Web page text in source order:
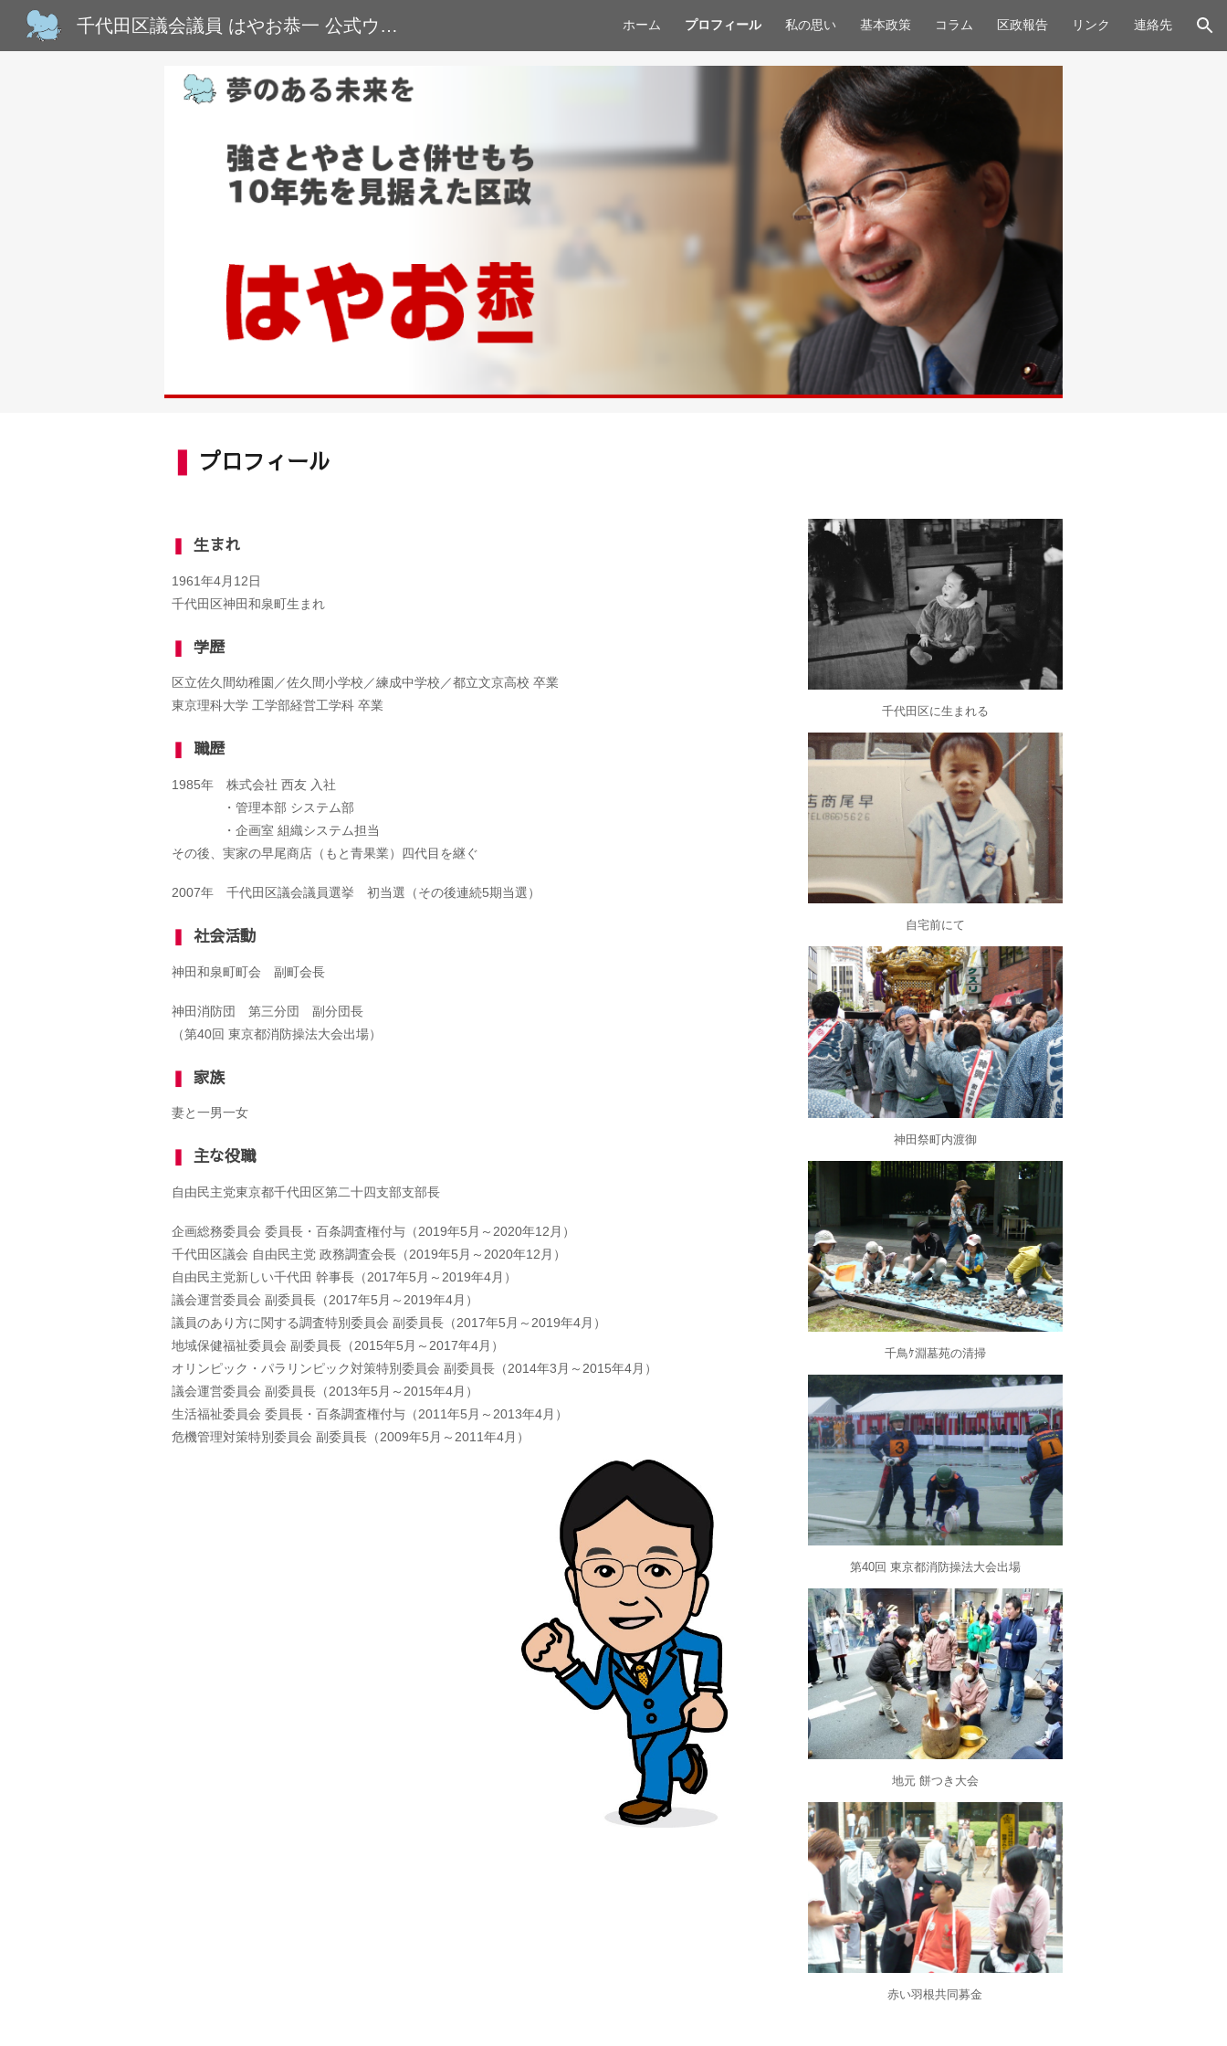
Skip to main content Skip to navigation
千代田区議会議員 はやお恭一 公式ウェブサイト ホーム プロフィール 私の思い 基本政策 コラム 区政報告 リンク 連絡先
❚ プロフィール
❚ 生まれ
1961年4月12日
千代田区神田和泉町生まれ
❚ 学歴
区立佐久間幼稚園／佐久間小学校／練成中学校／都立文京高校 卒業
東京理科大学 工学部経営工学科 卒業
❚ 職歴
1985年 株式会社 西友 入社
・管理本部 システム部
・企画室 組織システム担当
その後、実家の早尾商店（もと青果業）四代目を継ぐ
2007年 千代田区議会議員選挙 初当選（その後連続5期当選）
❚ 社会活動
神田和泉町町会 副町会長
神田消防団 第三分団 副分団長
（第40回 東京都消防操法大会出場）
❚ 家族
妻と一男一女
❚ 主な役職
自由民主党東京都千代田区第二十四支部支部長
企画総務委員会 委員長・百条調査権付与（2019年5月～2020年12月）
千代田区議会 自由民主党 政務調査会長（2019年5月～2020年12月）
自由民主党新しい千代田 幹事長（2017年5月～2019年4月）
議会運営委員会 副委員長（2017年5月～2019年4月）
議員のあり方に関する調査特別委員会 副委員長（2017年5月～2019年4月）
地域保健福祉委員会 副委員長（2015年5月～2017年4月）
オリンピック・パラリンピック対策特別委員会 副委員長（2014年3月～2015年4月）
議会運営委員会 副委員長（2013年5月～2015年4月）
生活福祉委員会 委員長・百条調査権付与（2011年5月～2013年4月）
危機管理対策特別委員会 副委員長（2009年5月～2011年4月）
千代田区に生まれる
自宅前にて
神田祭町内渡御
千鳥ｹ淵墓苑の清掃
第40回 東京都消防操法大会出場
地元 餅つき大会
赤い羽根共同募金